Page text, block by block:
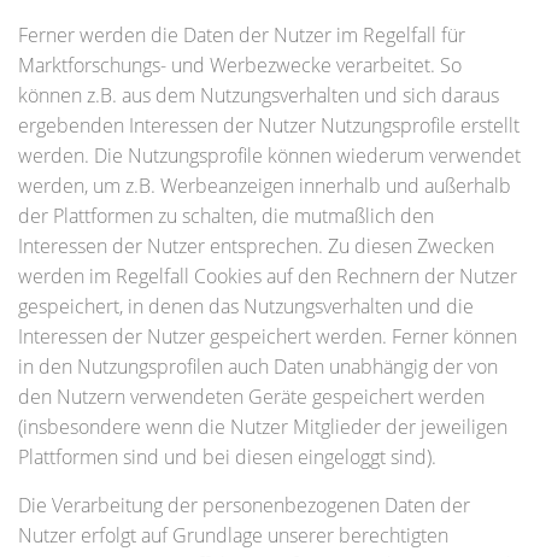
Ferner werden die Daten der Nutzer im Regelfall für
Marktforschungs- und Werbezwecke verarbeitet. So
können z.B. aus dem Nutzungsverhalten und sich daraus
ergebenden Interessen der Nutzer Nutzungsprofile erstellt
werden. Die Nutzungsprofile können wiederum verwendet
werden, um z.B. Werbeanzeigen innerhalb und außerhalb
der Plattformen zu schalten, die mutmaßlich den
Interessen der Nutzer entsprechen. Zu diesen Zwecken
werden im Regelfall Cookies auf den Rechnern der Nutzer
gespeichert, in denen das Nutzungsverhalten und die
Interessen der Nutzer gespeichert werden. Ferner können
in den Nutzungsprofilen auch Daten unabhängig der von
den Nutzern verwendeten Geräte gespeichert werden
(insbesondere wenn die Nutzer Mitglieder der jeweiligen
Plattformen sind und bei diesen eingeloggt sind).
Die Verarbeitung der personenbezogenen Daten der
Nutzer erfolgt auf Grundlage unserer berechtigten